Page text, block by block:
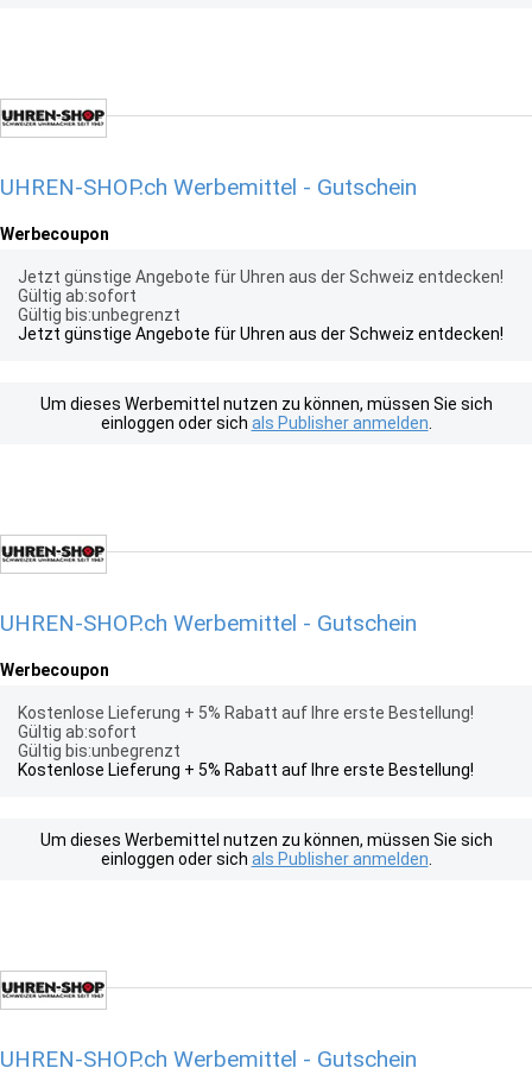
UHREN-SHOP.ch Werbemittel - Gutschein
Werbecoupon
Jetzt günstige Angebote für Uhren aus der Schweiz entdecken!
Gültig ab:sofort
Gültig bis:unbegrenzt
Jetzt günstige Angebote für Uhren aus der Schweiz entdecken!
Um dieses Werbemittel nutzen zu können, müssen Sie sich
einloggen oder sich als Publisher anmelden
UHREN-SHOP.ch Werbemittel - Gutschein
Werbecoupon
Kostenlose Lieferung + 5% Rabatt auf Ihre erste Bestellung!
Gültig ab:sofort
Gültig bis:unbegrenzt
Kostenlose Lieferung + 5% Rabatt auf Ihre erste Bestellung!
Um dieses Werbemittel nutzen zu können, müssen Sie sich
einloggen oder sich als Publisher anmelden
UHREN-SHOP.ch Werbemittel - Gutschein